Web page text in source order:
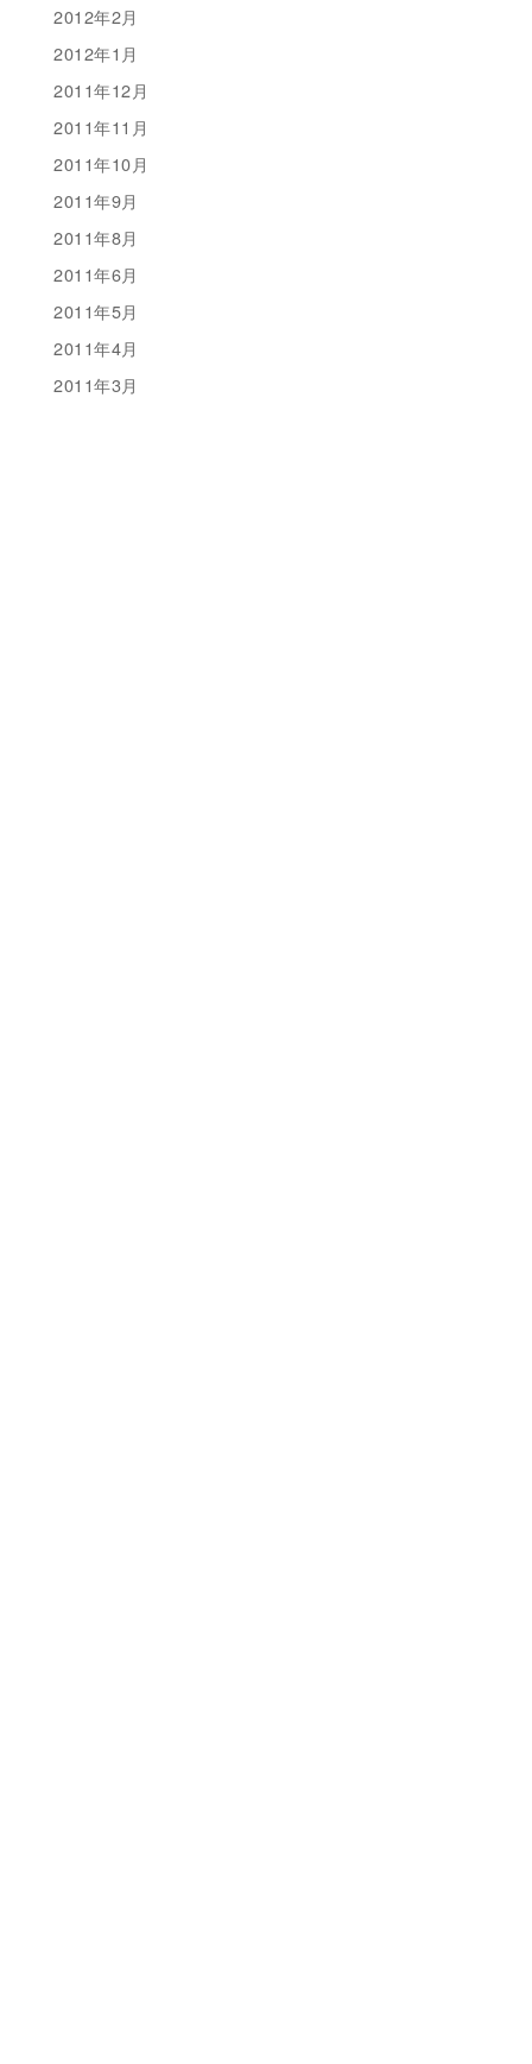
2012年2月
2012年1月
2011年12月
2011年11月
2011年10月
2011年9月
2011年8月
2011年6月
2011年5月
2011年4月
2011年3月